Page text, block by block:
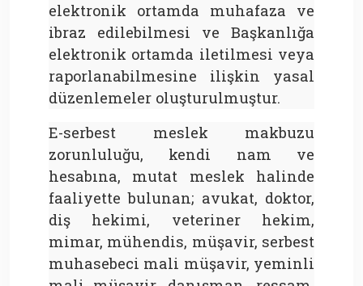
elektronik ortamda muhafaza ve
ibraz edilebilmesi ve Başkanlığa
elektronik ortamda iletilmesi veya
raporlanabilmesine ilişkin yasal
düzenlemeler oluşturulmuştur.
E-serbest meslek makbuzu
zorunluluğu, kendi nam ve
hesabına, mutat meslek halinde
faaliyette bulunan; avukat, doktor,
diş hekimi, veteriner hekim,
mimar, mühendis, müşavir, serbest
muhasebeci mali müşavir, yeminli